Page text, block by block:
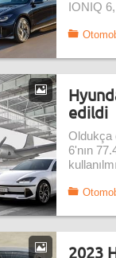
IONIQ
edildi
Oldukça
6'nın
2023